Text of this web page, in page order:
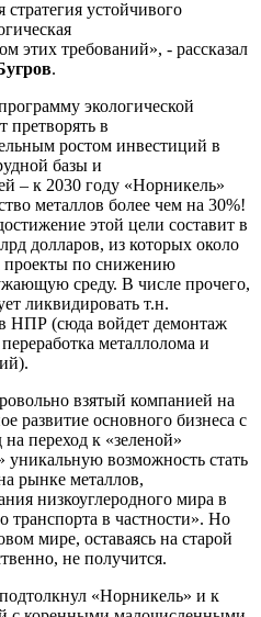
устойчивого
этих требований», - рассказал
.
экологической
претворять в
ростом инвестиций в
базы и
– к 2030 году «Норникель»
металлов более чем на 30%!
этой цели составит в
долларов, из которых около
проекты по снижению
среду. В числе прочего,
ликвидировать т.н.
в НПР (сюда войдет демонтаж
металлолома и
взятый компанией на
развитие основного бизнеса с
переход к «зеленой»
возможность стать
рынке металлов,
низкоуглеродного мира в
транспорта в частности». Но
мире, оставаясь на старой
не получится.
«Норникель» и к